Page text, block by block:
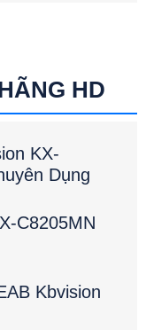
HD
KX-
Dụng
C8205MN
Kbvision